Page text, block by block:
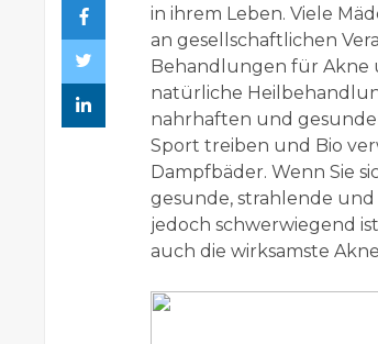
in ihrem Leben. Viele
an gesellschaftlichen
Behandlungen für Akne
natürliche
nahrhaften und
Sport treiben und Bio
Dampfbäder. Wenn Sie
gesunde, strahlende
jedoch schwerwiegend
auch die wirksamste